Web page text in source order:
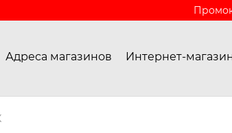
Адреса магазинов Интернет-